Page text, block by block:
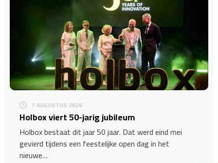
7 AUGUSTUS 2026
Holbox viert 50-jarig jubileum
Holbox bestaat dit jaar 50 jaar. Dat werd eind mei
gevierd tijdens een feestelijke open dag in het
nieuwe…